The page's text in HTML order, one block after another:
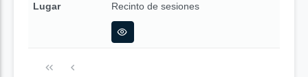
Lugar
Recinto de sesiones